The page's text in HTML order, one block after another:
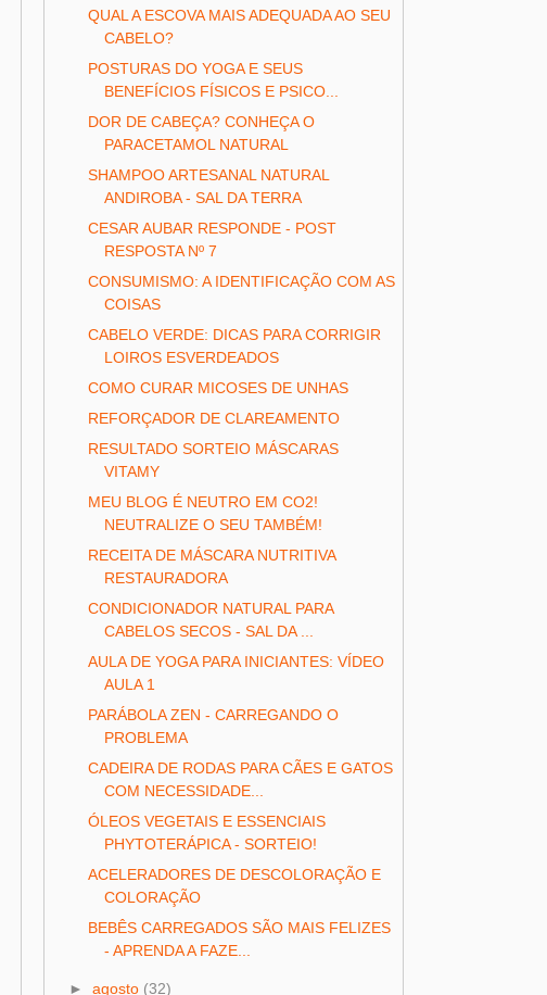
QUAL A ESCOVA MAIS ADEQUADA AO SEU
CABELO?
POSTURAS DO YOGA E SEUS
BENEFÍCIOS FÍSICOS E PSICO...
DOR DE CABEÇA? CONHEÇA O
PARACETAMOL NATURAL
SHAMPOO ARTESANAL NATURAL
ANDIROBA - SAL DA TERRA
CESAR AUBAR RESPONDE - POST
RESPOSTA Nº 7
CONSUMISMO: A IDENTIFICAÇÃO COM AS
COISAS
CABELO VERDE: DICAS PARA CORRIGIR
LOIROS ESVERDEADOS
COMO CURAR MICOSES DE UNHAS
REFORÇADOR DE CLAREAMENTO
RESULTADO SORTEIO MÁSCARAS
VITAMY
MEU BLOG É NEUTRO EM CO2!
NEUTRALIZE O SEU TAMBÉM!
RECEITA DE MÁSCARA NUTRITIVA
RESTAURADORA
CONDICIONADOR NATURAL PARA
CABELOS SECOS - SAL DA ...
AULA DE YOGA PARA INICIANTES: VÍDEO
AULA 1
PARÁBOLA ZEN - CARREGANDO O
PROBLEMA
CADEIRA DE RODAS PARA CÃES E GATOS
COM NECESSIDADE...
ÓLEOS VEGETAIS E ESSENCIAIS
PHYTOTERÁPICA - SORTEIO!
ACELERADORES DE DESCOLORAÇÃO E
COLORAÇÃO
BEBÊS CARREGADOS SÃO MAIS FELIZES
- APRENDA A FAZE...
► agosto (32)